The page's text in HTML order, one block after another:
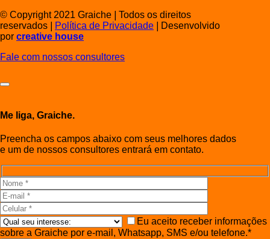
© Copyright 2021 Graiche
Todos os direitos
reservados
Política de Privacidade
Desenvolvido
por creative house
Fale com nossos consultores
Me liga, Graiche.
Preencha os campos abaixo com seus melhores dados
e um de nossos consultores entrará em contato.
Eu aceito receber informações
sobre a Graiche por e-mail, Whatsapp, SMS e/ou telefone.*